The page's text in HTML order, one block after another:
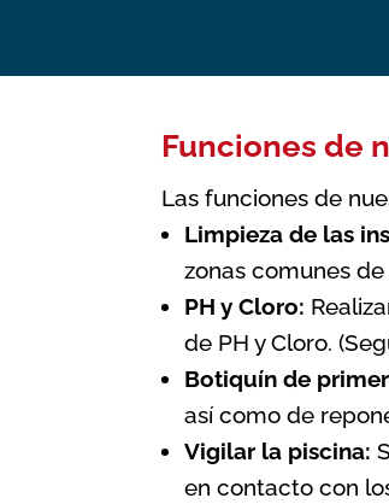
Funciones de
Las funciones de
Limpieza de las
zonas comunes
PH y Cloro:
de PH y Cloro.
Botiquín de
así como de
Vigilar la piscina:
en contacto con